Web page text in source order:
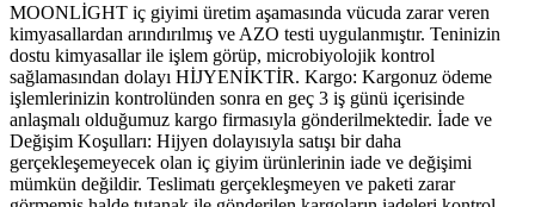
MOONLİGHT iç giyimi üretim aşamasında vücuda zarar veren
kimyasallardan arındırılmış ve AZO testi uygulanmıştır. Teninizin
dostu kimyasallar ile işlem görüp, microbiyolojik kontrol
sağlamasından dolayı HİJYENİKTİR. Kargo: Kargonuz ödeme
işlemlerinizin kontrolünden sonra en geç 3 iş günü içerisinde
anlaşmalı olduğumuz kargo firmasıyla gönderilmektedir. İade ve
Değişim Koşulları: Hijyen dolayısıyla satışı bir daha
gerçekleşemeyecek olan iç giyim ürünlerinin iade ve değişimi
mümkün değildir. Teslimatı gerçekleşmeyen ve paketi zarar